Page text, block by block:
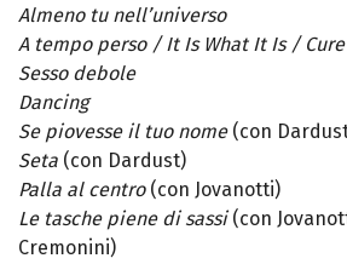
Almeno tu nell’universo
A tempo perso / It Is What It Is /
Sesso debole
Dancing
Se piovesse il tuo nome(con
Seta (con Dardust)
Palla al centro(con Jovanotti)
Le tasche piene di sassi(con
Cremonini)